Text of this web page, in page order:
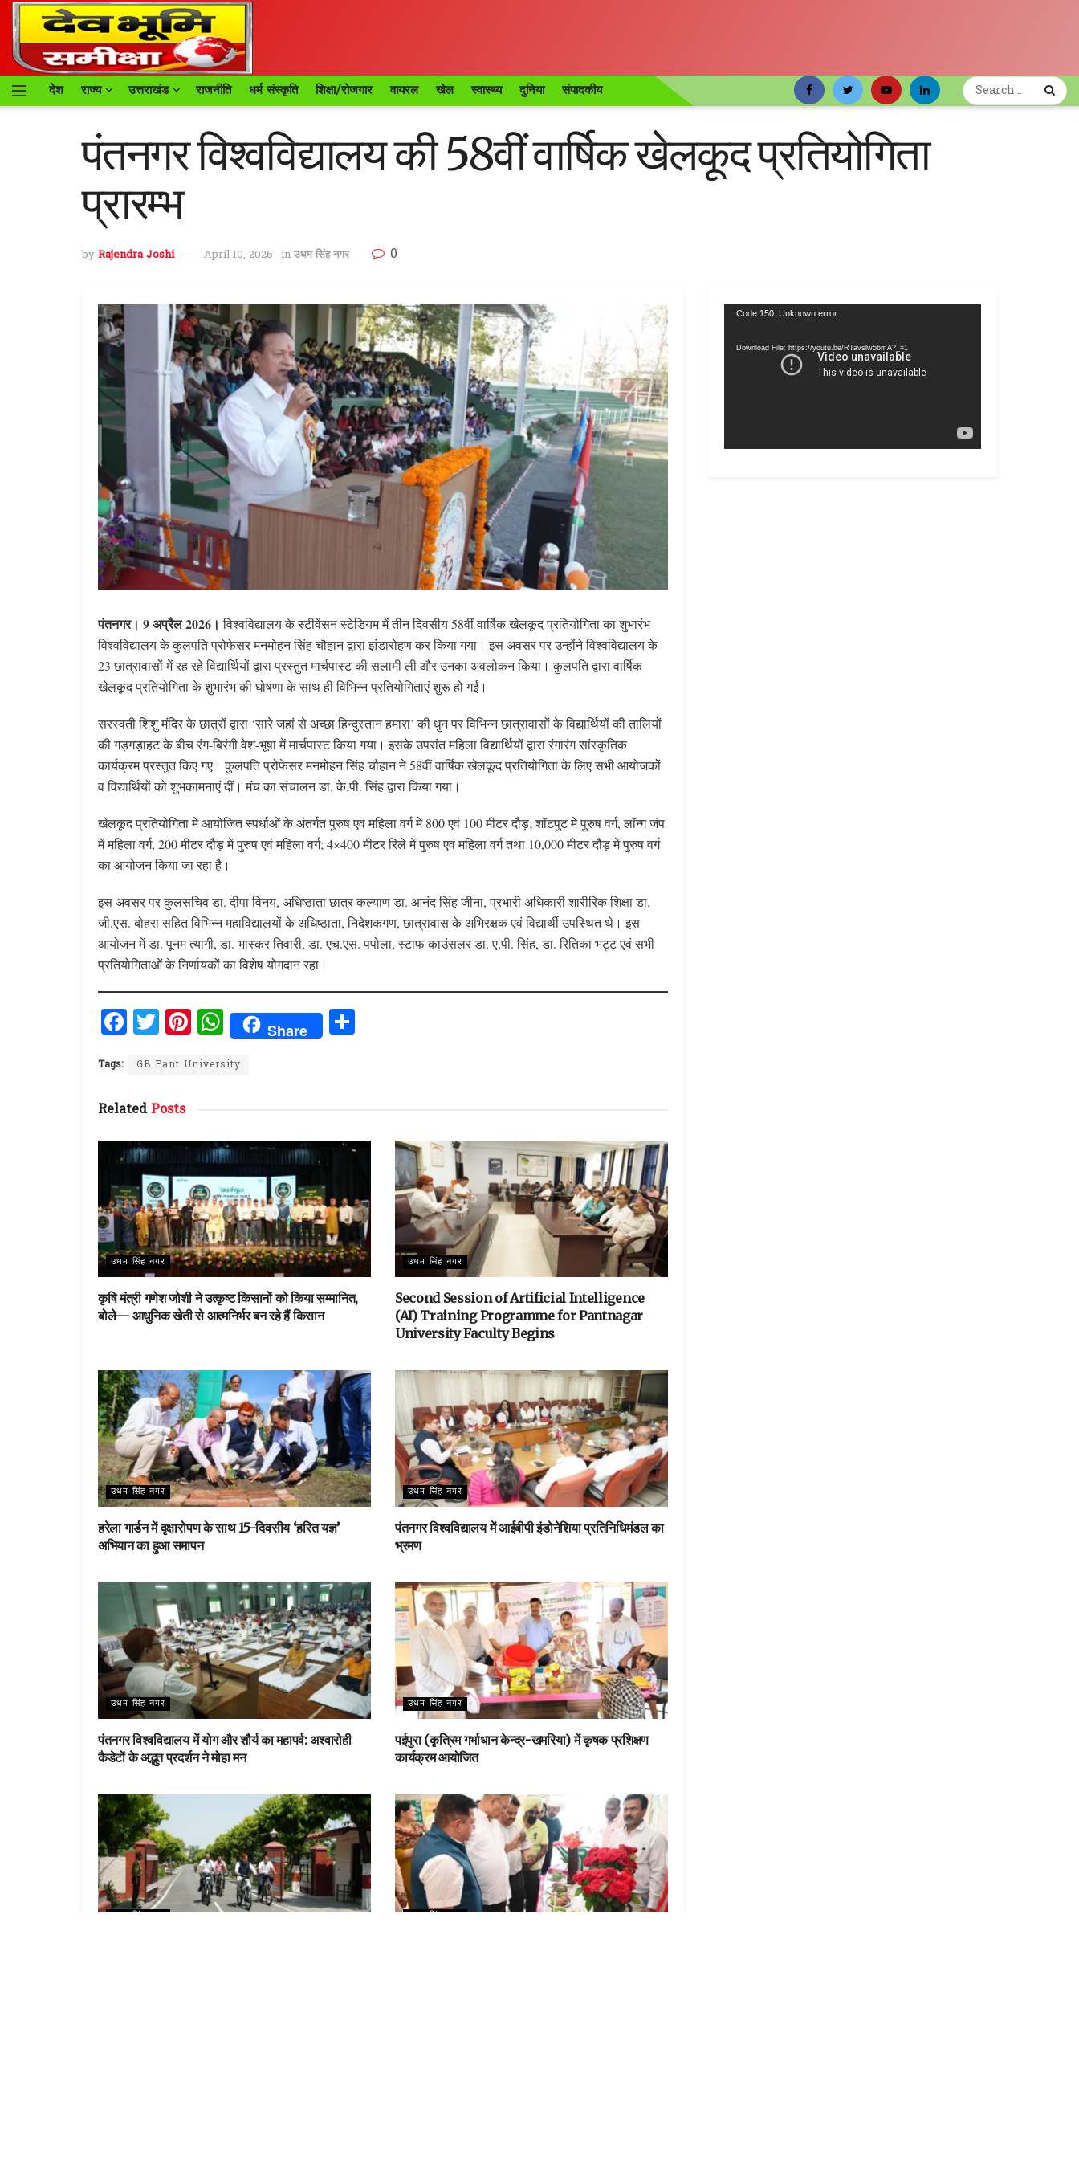
देश राज्य उत्तराखंड राजनीति धर्म संस्कृति शिक्षा/रोजगार वायरल खेल स्वास्थ्य दुनिया संपादकीय
पंतनगर विश्वविद्यालय की 58वीं वार्षिक खेलकूद प्रतियोगिता
प्रारम्भ
by Rajendra Joshi April 10, 2026 in उधम सिंह नगर 0
पंतनगर। 9 अप्रैल 2026। विश्वविद्यालय के स्टीवेंसन स्टेडियम में तीन दिवसीय 58वीं वार्षिक खेलकूद प्रतियोगिता का शुभारंभ
विश्वविद्यालय के कुलपति प्रोफेसर मनमोहन सिंह चौहान द्वारा झंडारोहण कर किया गया। इस अवसर पर उन्होंने विश्वविद्यालय के
23 छात्रावासों में रह रहे विद्यार्थियों द्वारा प्रस्तुत मार्चपास्ट की सलामी ली और उनका अवलोकन किया। कुलपति द्वारा वार्षिक
खेलकूद प्रतियोगिता के शुभारंभ की घोषणा के साथ ही विभिन्न प्रतियोगिताएं शुरू हो गईं।
सरस्वती शिशु मंदिर के छात्रों द्वारा ‘सारे जहां से अच्छा हिन्दुस्तान हमारा’ की धुन पर विभिन्न छात्रावासों के विद्यार्थियों की तालियों
की गड़गड़ाहट के बीच रंग-बिरंगी वेश-भूषा में मार्चपास्ट किया गया। इसके उपरांत महिला विद्यार्थियों द्वारा रंगारंग सांस्कृतिक
कार्यक्रम प्रस्तुत किए गए। कुलपति प्रोफेसर मनमोहन सिंह चौहान ने 58वीं वार्षिक खेलकूद प्रतियोगिता के लिए सभी आयोजकों
व विद्यार्थियों को शुभकामनाएं दीं। मंच का संचालन डा. के.पी. सिंह द्वारा किया गया।
खेलकूद प्रतियोगिता में आयोजित स्पर्धाओं के अंतर्गत पुरुष एवं महिला वर्ग में 800 एवं 100 मीटर दौड़; शॉटपुट में पुरुष वर्ग, लॉन्ग जंप
में महिला वर्ग, 200 मीटर दौड़ में पुरुष एवं महिला वर्ग; 4×400 मीटर रिले में पुरुष एवं महिला वर्ग तथा 10,000 मीटर दौड़ में पुरुष वर्ग
का आयोजन किया जा रहा है।
इस अवसर पर कुलसचिव डा. दीपा विनय, अधिष्ठाता छात्र कल्याण डा. आनंद सिंह जीना, प्रभारी अधिकारी शारीरिक शिक्षा डा.
जी.एस. बोहरा सहित विभिन्न महाविद्यालयों के अधिष्ठाता, निदेशकगण, छात्रावास के अभिरक्षक एवं विद्यार्थी उपस्थित थे। इस
आयोजन में डा. पूनम त्यागी, डा. भास्कर तिवारी, डा. एच.एस. पपोला, स्टाफ काउंसलर डा. ए.पी. सिंह, डा. रितिका भट्ट एवं सभी
प्रतियोगिताओं के निर्णायकों का विशेष योगदान रहा।
F
a
ce
b
o
o
k
T
w
it
te
r
Pi
n
te
W
h
at
p
p
Share
Tags: GB Pant University
RelatedPosts
उधम सिंह नगर
कृषि मंत्री गणेश जोशी ने उत्कृष्ट किसानों को किया सम्मानित,
बोले— आधुनिक खेती से आत्मनिर्भर बन रहे हैं किसान
उधम सिंह नगर
Second Session of Artificial Intelligence
(AI) Training Programme for Pantnagar
University Faculty Begins
उधम सिंह नगर
हरेला गार्डन में वृक्षारोपण के साथ 15-दिवसीय ‘हरित यज्ञ’
अभियान का हुआ समापन
उधम सिंह नगर
पंतनगर विश्वविद्यालय में आईबीपी इंडोनेशिया प्रतिनिधिमंडल का
भ्रमण
उधम सिंह नगर
पंतनगर विश्वविद्यालय में योग और शौर्य का महापर्व: अश्वारोही
कैडेटों के अद्भुत प्रदर्शन ने मोहा मन
उधम सिंह नगर
पईपुरा (कृत्रिम गर्भाधान केन्द्र-खमरिया) में कृषक प्रशिक्षण
कार्यक्रम आयोजित
उधम सिंह नगर उधम सिंह नगर
Video
Code 150: Unknown error.
Download File: https://youtu.be/RTavslw56mA?_=1